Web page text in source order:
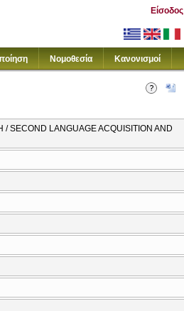
Είσοδος
Νομοθεσία Κανονισμοί
LANGUAGE ACQUISITION AND